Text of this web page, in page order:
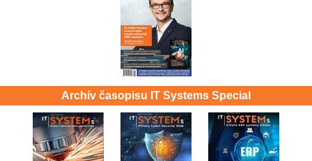
Archív časopisu IT Systems Special